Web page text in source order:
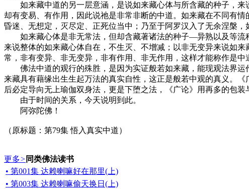
如来藏中道的另一层意涵，是说如来藏心体与所含藏的种子，来
却有变易、有作用，因此说祂是非常非断的中道。如来藏在不同有
昏迷、无想定，灭尽定、正死位当中；乃至于阿罗汉入了无余涅槃，
如来藏心体是非无常法，但却含藏著诸法的种子—异熟以及等流
来说整体的如来藏心体自在，不生灭、不增减；以非无变异来说如
常，非有变异、非无变异，非有作用、非无作用，这样才能称作是
佛法中道的观行的殊胜，是因为实证般若如来藏，能现观法界运
来藏具有藉缘出生生起万法的真实自性，这正是般若中观的真义。
后必定导向无上瑜伽双身法，更是下堕之法，《广论》用再多的包
由于时间的关系，今天说明到此。
阿弥陀佛！
（原标题：第79集 悟入真实中道）
更多> 同类佛法读书
• 第001集 达赖喇嘛好在那里(上)
• 第003集 达赖喇嘛偷天换日(上)